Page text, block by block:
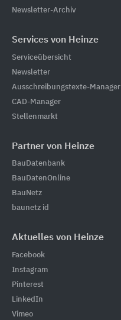
Newsletter-Archiv
Services von Heinze
Serviceübersicht
Newsletter
Ausschreibungstexte-Manager
CAD-Manager
Stellenmarkt
Partner von Heinze
BauDatenbank
BauDatenOnline
BauNetz
baunetz id
Aktuelles von Heinze
Facebook
Instagram
Pinterest
LinkedIn
Vimeo